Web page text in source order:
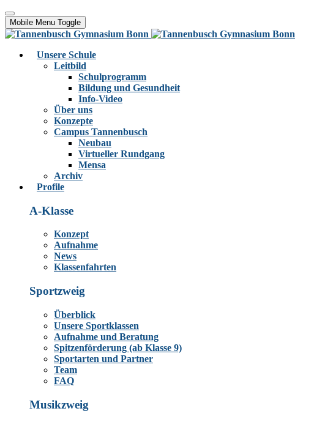
Mobile Menu Toggle
Unsere Schule
Leitbild
Schulprogramm
Bildung und Gesundheit
Info-Video
Über uns
Konzepte
Campus Tannenbusch
Neubau
Virtueller Rundgang
Mensa
Archiv
Profile
A-Klasse
Konzept
Aufnahme
News
Klassenfahrten
Sportzweig
Überblick
Unsere Sportklassen
Aufnahme und Beratung
Spitzenförderung (ab Klasse 9)
Sportarten und Partner
Team
FAQ
Musikzweig